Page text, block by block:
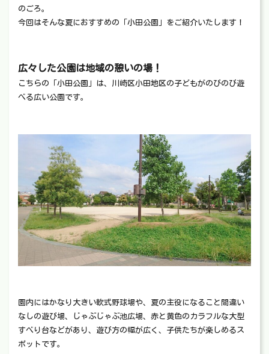
のごろ。
今回はそんな夏におすすめの「小田公園」をご紹介いたします！
広々した公園は地域の憩いの場！
こちらの「小田公園」は、川崎区小田地区の子どもがのびのび遊
べる広い公園です。
園内にはかなり大きい軟式野球場や、夏の主役になること間違い
なしの遊び場、じゃぶじゃぶ池広場、赤と黄色のカラフルな大型
すべり台などがあり、遊び方の幅が広く、子供たちが楽しめるス
ポットです。